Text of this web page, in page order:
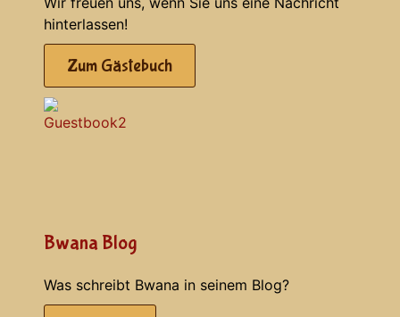
hinterlassen!
Zum Gästebuch
Bwana Blog
Was schreibt Bwana in seinem Blog?